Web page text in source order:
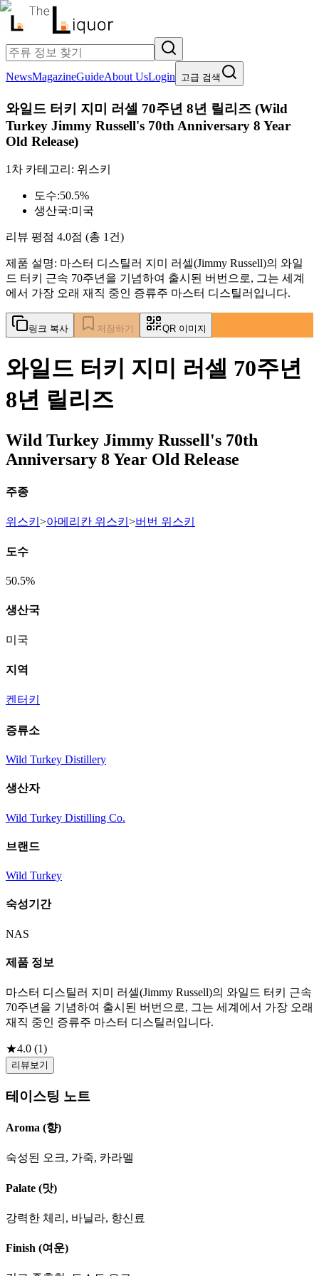
NewsMagazineGuideAbout UsLogin 고급 검색
와일드 터키 지미 러셀 70주년 8년 릴리즈 (Wild
Turkey Jimmy Russell's 70th Anniversary 8 Year
Old Release)
1차 카테고리: 위스키
도수:50.5%
생산국:미국
리뷰 평점 4.0점 (총 1건)
제품 설명: 마스터 디스틸러 지미 러셀(Jimmy Russell)의 와일
드 터키 근속 70주년을 기념하여 출시된 버번으로, 그는 세계
에서 가장 오래 재직 중인 증류주 마스터 디스틸러입니다.
링크 복사 저장하기 QR 이미지
와일드 터키 지미 러셀 70주년
8년 릴리즈
Wild Turkey Jimmy Russell's 70th
Anniversary 8 Year Old Release
주종
위스키 >아메리칸 위스키 >버번 위스키
도수
50.5%
생산국
미국
지역
켄터키
증류소
Wild Turkey Distillery
생산자
Wild Turkey Distilling Co.
브랜드
Wild Turkey
숙성기간
NAS
제품 정보
마스터 디스틸러 지미 러셀(Jimmy Russell)의 와일드 터키 근속
70주년을 기념하여 출시된 버번으로, 그는 세계에서 가장 오래
재직 중인 증류주 마스터 디스틸러입니다.
★4.0 (1)
리뷰보기
테이스팅 노트
Aroma (향)
숙성된 오크, 가죽, 카라멜
Palate (맛)
강력한 체리, 바닐라, 향신료
Finish (여운)